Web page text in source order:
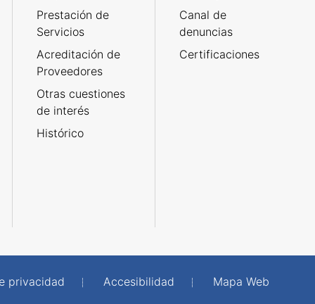
Prestación de
Servicios
Acreditación de
Proveedores
Otras cuestiones
de interés
Histórico
Canal de
denuncias
Certificaciones
privacidad Accesibilidad
Mapa Web